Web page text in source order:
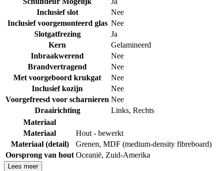
Inclusief slot
Nee
Inclusief voorgemonteerd glas Nee
Slotgatfrezing
Ja
Kern
Gelamineerd
Inbraakwerend
Nee
Brandvertragend
Nee
Met voorgeboord krukgat
Nee
Inclusief kozijn
Nee
Voorgefreesd voor scharnieren Nee
Draairichting
Links, Rechts
Materiaal
Materiaal
Hout - bewerkt
Materiaal (detail)
Grenen, MDF (medium-density fibreboard)
Oorsprong van hout Oceanië, Zuid-Amerika
Lees meer